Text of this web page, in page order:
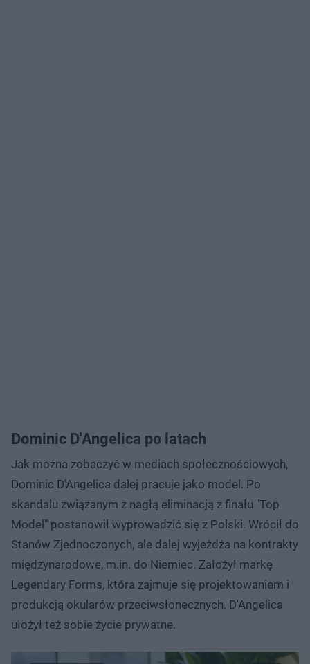
Dominic D'Angelica po latach
Jak można zobaczyć w mediach społecznościowych,
Dominic D'Angelica dalej pracuje jako model. Po
skandalu związanym z nagłą eliminacją z finału "Top
Model" postanowił wyprowadzić się z Polski. Wrócił do
Stanów Zjednoczonych, ale dalej wyjeżdża na kontrakty
międzynarodowe, m.in. do Niemiec. Założył markę
Legendary Forms, która zajmuje się projektowaniem i
produkcją okularów przeciwsłonecznych. D'Angelica
ułożył też sobie życie prywatne.